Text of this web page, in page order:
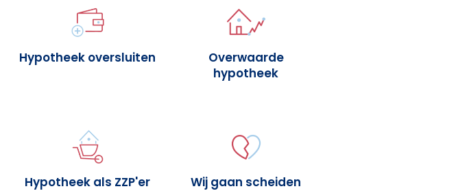
Hypotheek oversluiten
Overwaarde
hypotheek
Hypotheek als ZZP'er Wij gaan scheiden